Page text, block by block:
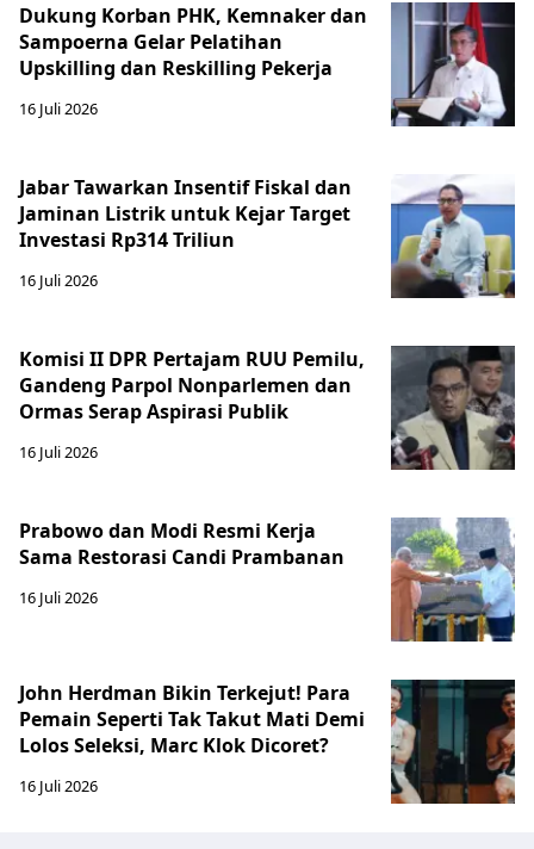
Dukung Korban PHK, Kemnaker dan
Sampoerna Gelar Pelatihan
Upskilling dan Reskilling Pekerja
16 Juli 2026
Jabar Tawarkan Insentif Fiskal dan
Jaminan Listrik untuk Kejar Target
Investasi Rp314 Triliun
16 Juli 2026
Komisi II DPR Pertajam RUU Pemilu,
Gandeng Parpol Nonparlemen dan
Ormas Serap Aspirasi Publik
16 Juli 2026
Prabowo dan Modi Resmi Kerja
Sama Restorasi Candi Prambanan
16 Juli 2026
John Herdman Bikin Terkejut! Para
Pemain Seperti Tak Takut Mati Demi
Lolos Seleksi, Marc Klok Dicoret?
16 Juli 2026